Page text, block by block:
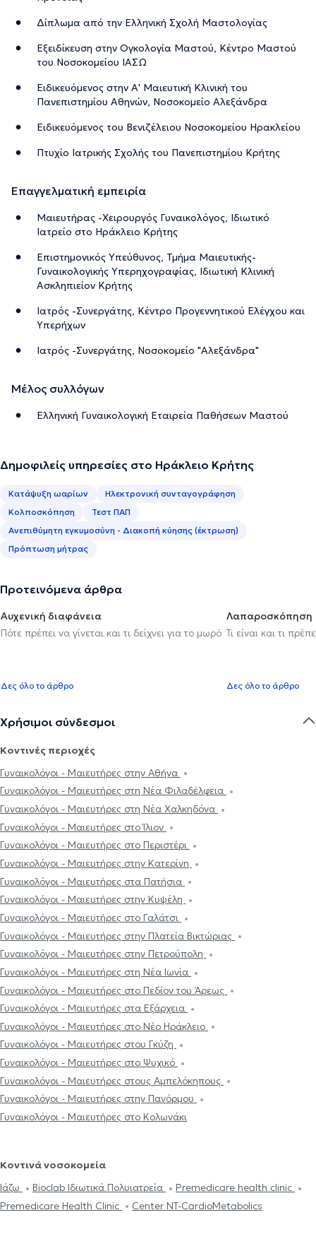
Δίπλωμα από την Ελληνική Σχολή Μαστολογίας
Εξειδίκευση στην Ογκολογία Μαστού, Κέντρο Μαστού
του Νοσοκομείου ΙΑΣΩ
Ειδικευόμενος στην Α' Μαιευτική Κλινική του
Πανεπιστημίου Αθηνών, Νοσοκομείο Αλεξάνδρα
Ειδικευόμενος του Βενιζέλειου Νοσοκομείου Ηρακλείου
Πτυχίο Ιατρικής Σχολής του Πανεπιστημίου Κρήτης
Επαγγελματική εμπειρία
Μαιευτήρας -Χειρουργός Γυναικολόγος, Ιδιωτικό
Ιατρείο στο Ηράκλειο Κρήτης
Επιστημονικός Υπεύθυνος, Τμήμα Μαιευτικής-
Γυναικολογικής Υπερηχογραφίας, Ιδιωτική Κλινική
Ασκληπιείον Κρήτης
Ιατρός -Συνεργάτης, Κέντρο Προγεννητικού Ελέγχου και
Υπερήχων
Ιατρός -Συνεργάτης, Νοσοκομείο "Αλεξάνδρα"
Μέλος συλλόγων
Ελληνική Γυναικολογική Εταιρεία Παθήσεων Μαστού
Δημοφιλείς υπηρεσίες στο Ηράκλειο Κρήτης
Κατάψυξη ωαρίων
Ηλεκτρονική συνταγογράφηση
Κολποσκόπηση
Τεστ ΠΑΠ
Ανεπιθύμητη εγκυμοσύνη - Διακοπή κύησης (έκτρωση)
Πρόπτωση μήτρας
Προτεινόμενα άρθρα
Αυχενική διαφάνεια
Πότε πρέπει να γίνεται και τι δείχνει για το μωρό
Δες όλο το άρθρο
Λαπαροσκόπηση
Τι είναι και τι
Δες όλο το άρθρο
Χρήσιμοι σύνδεσμοι
Κοντινές περιοχές
Γυναικολόγοι - Μαιευτήρες στην Αθήνα
Γυναικολόγοι - Μαιευτήρες στη Νέα Φιλαδέλφεια
Γυναικολόγοι - Μαιευτήρες στη Νέα Χαλκηδόνα
Γυναικολόγοι - Μαιευτήρες στο Ίλιον
Γυναικολόγοι - Μαιευτήρες στο Περιστέρι
Γυναικολόγοι - Μαιευτήρες στην Κατερίνη
Γυναικολόγοι - Μαιευτήρες στα Πατήσια
Γυναικολόγοι - Μαιευτήρες στην Κυψέλη
Γυναικολόγοι - Μαιευτήρες στο Γαλάτσι
Γυναικολόγοι - Μαιευτήρες στην Πλατεία Βικτώριας
Γυναικολόγοι - Μαιευτήρες στην Πετρούπολη
Γυναικολόγοι - Μαιευτήρες στη Νέα Ιωνία
Γυναικολόγοι - Μαιευτήρες στο Πεδίον του Άρεως
Γυναικολόγοι - Μαιευτήρες στα Εξάρχεια
Γυναικολόγοι - Μαιευτήρες στο Νέο Ηράκλειο
Γυναικολόγοι - Μαιευτήρες στου Γκύζη
Γυναικολόγοι - Μαιευτήρες στο Ψυχικό
Γυναικολόγοι - Μαιευτήρες στους Αμπελόκηπους
Γυναικολόγοι - Μαιευτήρες στην Πανόρμου
Γυναικολόγοι - Μαιευτήρες στο Κολωνάκι
Κοντινά νοσοκομεία
Ιάζω
Bioclab Ιδιωτικά Πολυιατρεία
Premedicare health clinic
Premedicare Health Clinic
Center NT-CardioMetabolics